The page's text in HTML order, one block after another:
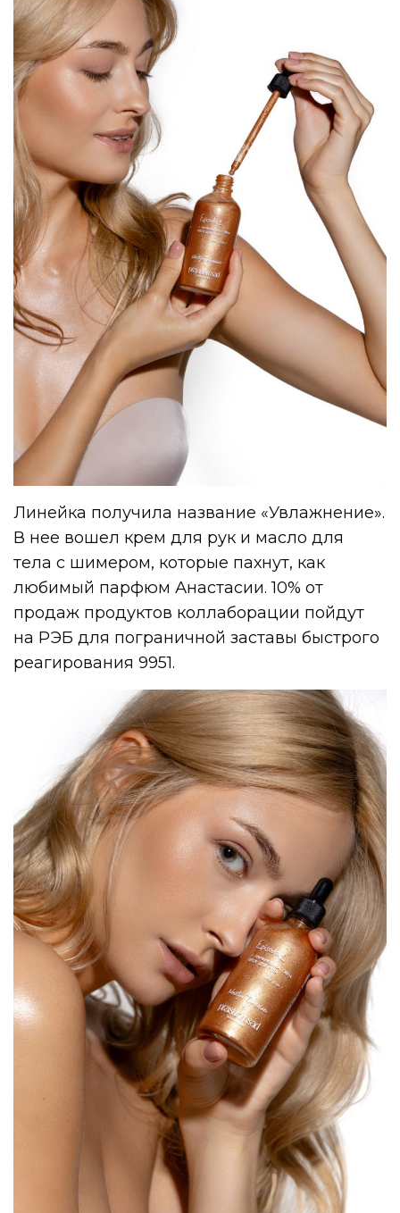
Линейка получила название «Увлажнение».
В нее вошел крем для рук и масло для
тела с шимером, которые пахнут, как
любимый парфюм Анастасии. 10% от
продаж продуктов коллаборации пойдут
на РЭБ для пограничной заставы быстрого
реагирования 9951.